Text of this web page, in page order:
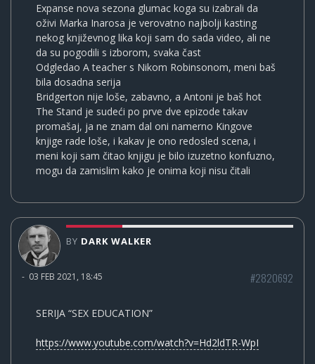
Expanse nova sezona glumac koga su izabrali da
oživi Marka Inarosa je verovatno najbolji kasting
nekog književnog lika koji sam do sada video, ali ne
da su pogodili s izborom, svaka čast
Odgledao A teacher s Nikom Robinsonom, meni baš
bila dosadna serija
Bridgerton nije loše, zabavno, a Antoni je baš hot
The Stand je sudeći po prve dve epizode takav
promašaj, ja ne znam dal oni namerno Kingove
knjige rade loše, i kakav je ono redosled scena, i
meni koji sam čitao knjigu je bilo izuzetno konfuzno,
mogu da zamislim kako je onima koji nisu čitali
BY DARK WALKER
- 03 FEB 2021, 18:45 #2820692
SERIJA “SEX EDUCATION”
https://www.youtube.com/watch?v=Hd2ldTR-WpI